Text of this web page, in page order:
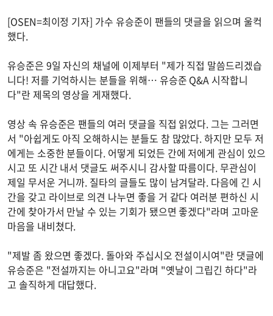
[OSEN=최이정 기자] 가수 유승준이 팬들의 댓글을 읽으며 울컥
했다.
유승준은 9일 자신의 채널에 이제부터 "제가 직접 말씀드리겠습
니다! 저를 기억하시는 분들을 위해… 유승준 Q&A 시작합니
다"란 제목의 영상을 게재했다.
영상 속 유승준은 팬들의 여러 댓글을 직접 읽었다. 그는 그러면
서 "아쉽게도 아직 오해하시는 분들도 참 많았다. 하지만 모두 저
에게는 소중한 분들이다. 어떻게 되었든 간에 저에게 관심이 있으
시고 또 시간 내서 댓글도 써주시니 감사할 따름이다. 무관심이
제일 무서운 거니까. 질타의 글들도 많이 남겨달라. 다음에 긴 시
간을 갖고 라이브로 의견 나누면 좋을 거 같다 여러분 편하신 시
간에 찾아가서 만날 수 있는 기회가 됐으면 좋겠다"라며 고마운
마음을 내비쳤다.
"제발 좀 왔으면 좋겠다. 돌아와 주십시오 전설이시여"란 댓글에
유승준은 "전설까지는 아니고요"라며 "옛날이 그립긴 하다"라
고 솔직하게 대답했다.